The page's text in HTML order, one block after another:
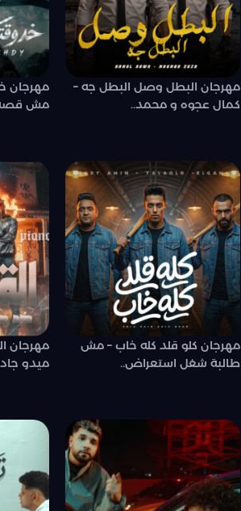
مهرجان البطل وصل البطل جه –
كمال عجوه و محمد..
مهرجان
مش قصه
مهرجان كلو قلد كله خاب – مش
طالبة شغل استعراض..
مهرجان
ميدو جاد